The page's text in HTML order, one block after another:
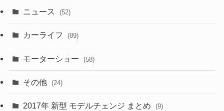
(43)
(6)
(9)
(28)
(27)
(26)
ニュース (52)
カーライフ (89)
モーターショー (58)
その他 (24)
2017年 新型 モデルチェンジ まとめ (9)